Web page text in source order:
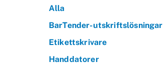
Alla
BarTender-utskriftslösningar
Etikettskrivare
Handdatorer